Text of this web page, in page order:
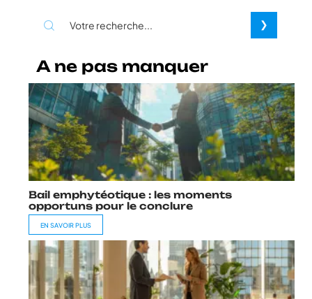
A ne pas manquer
Bail emphytéotique : les moments
opportuns pour le conclure
EN SAVOIR PLUS